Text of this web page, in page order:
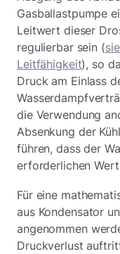
Gasballastpumpe
Leitwert dieser
regulierbar sein (
Leitfähigkeit), so
Druck am Einlass
die Verwendung
Absenkung der
führen, dass der
erforderlichen
Für eine
aus Kondensator
angenommen
Druckverlust